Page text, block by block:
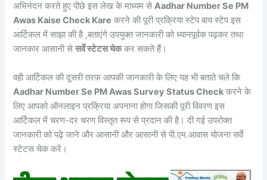
अभिनंदन करते हुए पीछे इस लेख के माध्यम सेAadhar Number Se PM
Awas Kaise Check Kare करने की पूरी प्रक्रिया स्टेप बाय स्टेप इस
आर्टिकल में साझा की है ,बताएंगे उपयुक्त जानकारी को ध्यानपूर्वक पढ़कर तथा
जानकार आसानी सेसर्वे स्टेटस चेककर सकते हैं।
वही आर्टिकल की दूसरी तरफ आपकी जानकारी के लिए यह भी बताते चले कि
Aadhar Number Se PM Awas Survey Status Check करने के
लिए आपको ऑनलाइन प्रक्रिया अपनाना होगा जिसकी पूरी विवरण इस
आर्टिकल में चरण-दर चरण विस्तृत रूप से प्रदान की है। दी गई उपरोक्त
जानकारी को पढ़े जाने और आसानी और आसानी से पी.एम.आवास योजना सर्वे
स्टेटस चेक करें।